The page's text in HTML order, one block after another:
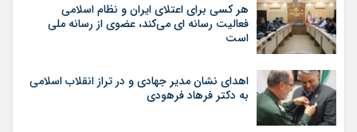
هر کسی برای اعتلای ایران و نظام اسلامی
فعالیت رسانه ای می‌کند، عضوی از رسانه ملی
است
اهدای نشان مدیر جهادی و در تراز انقلاب اسلامی
به دکتر فرهاد فرهودی